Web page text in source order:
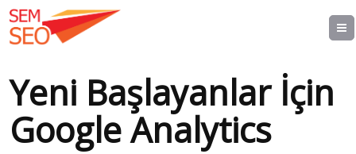
Yeni Başlayanlar İçin
Google Analytics